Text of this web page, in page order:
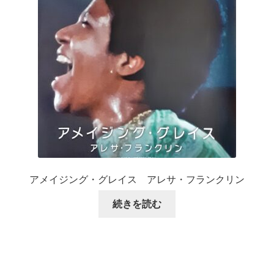
アメイジング・グレイス アレサ・フランクリン
続きを読む